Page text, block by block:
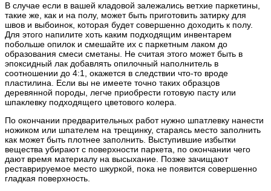
В случае если в вашей кладовой залежались ветхие паркетины,
такие же, как и на полу, может быть приготовить затирку для
швов и выбоинок, которая будет совершенно доходить к полу.
Для этого напилите хоть каким подходящим инвентарем
побольше опилок и смешайте их с паркетным лаком до
образования смеси сметаны. Не считая этого может быть в
эпоксидный лак добавлять опилочный наполнитель в
соотношении до 4:1, окажется в следствии что-то вроде
пластилина. Если вы не имеете точно таких образцов
деревянной породы, легче приобрести готовую пасту или
шпаклевку подходящего цветового колера.
По окончании предварительных работ нужно шпатлевку нанести
ножиком или шпателем на трещинку, стараясь место заполнить
как может быть плотнее заполнить. Выступившие избытки
вещества убирают с поверхности паркета, по окончании чего
дают время материалу на высыхание. Позже зачищают
реставрируемое место шкуркой, пока не появится совершенно
гладкая поверхность.